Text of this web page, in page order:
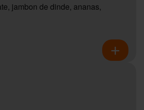
jambon de dinde, ananas,